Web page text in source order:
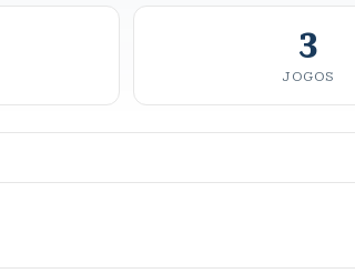
3
JOGOS